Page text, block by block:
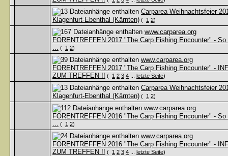
Carparea Weihnachtsfeier
Klagenfurt-Ebenthal (Kärnten) ( 1 2)
www.carparea.org
FORENTREFFEN 2017 "The Carp Fishing Encounter" - So
... ( 1 2)
www.carparea.org
FORENTREFFEN 2017 "The Carp Fishing Encounter" -
ZUM TREFFEN !! ( 1 2 3 4 letzte Seite)
Carparea Weihnachtsfeier
Klagenfurt-Ebenthal (Kärnten) ( 1 2)
www.carparea.org
FORENTREFFEN 2016 "The Carp Fishing Encounter" - So
... ( 1 2)
www.carparea.org
FORENTREFFEN 2016 "The Carp Fishing Encounter" -
ZUM TREFFEN !! ( 1 2 3 4 letzte Seite)